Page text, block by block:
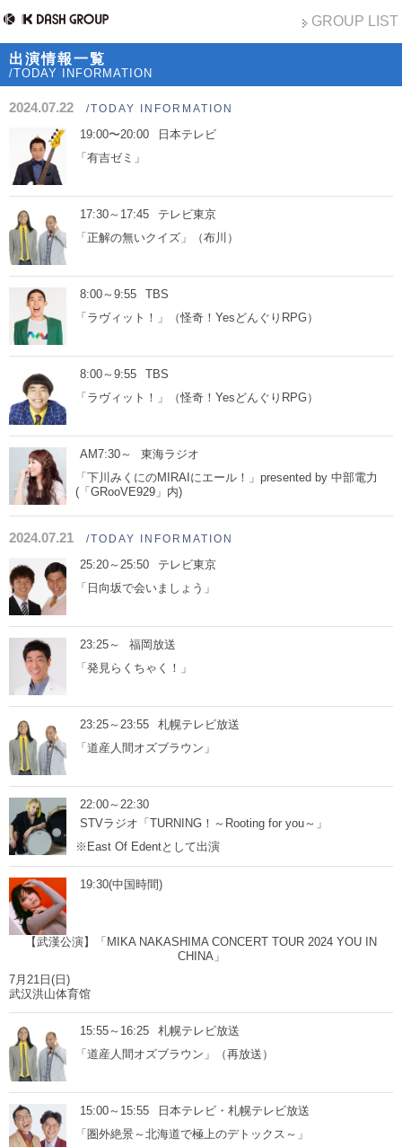
GROUP LIST
出演情報一覧
/TODAY INFORMATION
2024.07.22 /TODAY INFORMATION
19:00〜20:00
日本テレビ
「有吉ゼミ」
17:30～17:45
テレビ東京
「正解の無いクイズ」（布川）
8:00～9:55
TBS
「ラヴィット！」（怪奇！YesどんぐりRPG）
8:00～9:55
TBS
「ラヴィット！」（怪奇！YesどんぐりRPG）
AM7:30～
東海ラジオ
「下川みくにのMIRAIにエール！」presented by 中部電力
(「GRooVE929」内)
2024.07.21 /TODAY INFORMATION
25:20～25:50
テレビ東京
「日向坂で会いましょう」
23:25～
福岡放送
「発見らくちゃく！」
23:25～23:55
札幌テレビ放送
「道産人間オズブラウン」
22:00～22:30
STVラジオ「TURNING！～Rooting for you～」
※East Of Edentとして出演
19:30(中国時間)
【武漢公演】「MIKA NAKASHIMA CONCERT TOUR 2024 YOU IN
CHINA」
7月21日(日)
武汉洪山体育馆
15:55～16:25
札幌テレビ放送
「道産人間オズブラウン」（再放送）
15:00～15:55
日本テレビ・札幌テレビ放送
「圏外絶景～北海道で極上のデトックス～」